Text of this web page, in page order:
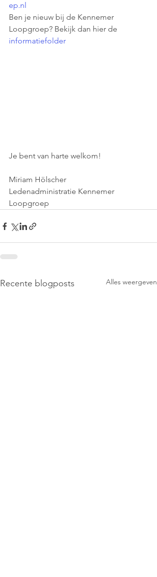
ep.nl
Ben je nieuw bij de Kennemer
Loopgroep? Bekijk dan hier de
informatiefolder
Je bent van harte welkom!
Miriam Hölscher
Ledenadministratie Kennemer
Loopgroep
Recente blogposts Alles weergeven